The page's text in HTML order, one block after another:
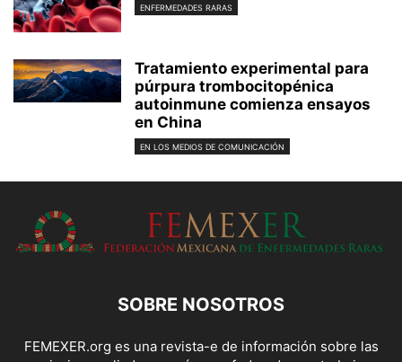
ENFERMEDADES RARAS
Tratamiento experimental para
púrpura trombocitopénica
autoinmune comienza ensayos
en China
EN LOS MEDIOS DE COMUNICACIÓN
SOBRE NOSOTROS
FEMEXER.org es una revista-e de información sobre las